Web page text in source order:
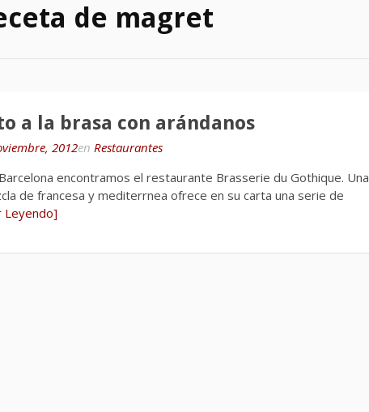
de magret
a la brasa con arándanos
2012en Restaurantes
encontramos el restaurante Brasserie du Gothique. Una
de francesa y mediterrnea ofrece en su carta una serie de
Leyendo]